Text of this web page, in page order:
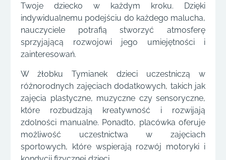
Twoje dziecko w każdym kroku. Dzięki
indywidualnemu podejściu do każdego malucha,
nauczyciele potrafią stworzyć atmosferę
sprzyjającą rozwojowi jego umiejętności i
zainteresowań.
W żłobku Tymianek dzieci uczestniczą w
różnorodnych zajęciach dodatkowych, takich jak
zajęcia plastyczne, muzyczne czy sensoryczne,
które rozbudzają kreatywność i rozwijają
zdolności manualne. Ponadto, placówka oferuje
możliwość uczestnictwa w zajęciach
sportowych, które wspierają rozwój motoryki i